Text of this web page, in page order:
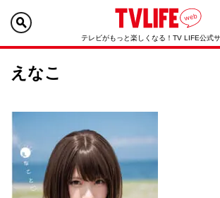
テレビがもっと楽しくなる！TV LIFE公式
えなこ